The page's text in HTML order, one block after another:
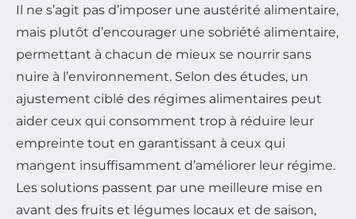
Il ne s’agit pas d’imposer une austérité alimentaire,
mais plutôt d’encourager une sobriété alimentaire,
permettant à chacun de mieux se nourrir sans
nuire à l’environnement. Selon des études, un
ajustement ciblé des régimes alimentaires peut
aider ceux qui consomment trop à réduire leur
empreinte tout en garantissant à ceux qui
mangent insuffisamment d’améliorer leur régime.
Les solutions passent par une meilleure mise en
avant des fruits et légumes locaux et de saison,